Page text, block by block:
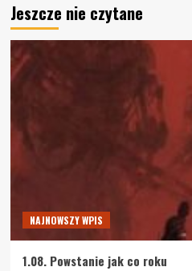
Jeszcze nie czytane
NAJNOWSZY WPIS
1.08. Powstanie jak co roku